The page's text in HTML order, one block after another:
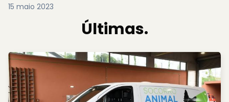
15 maio 2023
Últimas.